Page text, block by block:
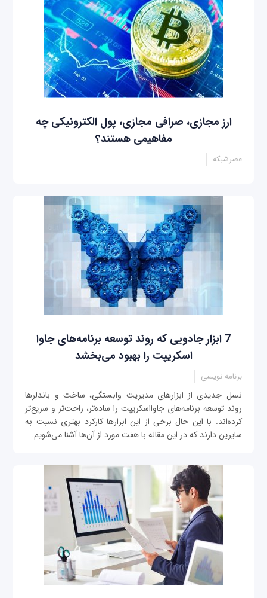
ارز مجازی، صرافی مجازی، پول الکترونیکی چه
مفاهیمی هستند؟
عصرشبکه
7 ابزار جادویی که روند توسعه برنامه‌های جاوا
اسکریپت را بهبود می‌بخشد
برنامه نویسی
نسل جدیدی از ابزارهای مدیریت وابستگی، ساخت و باندلرها
روند توسعه برنامه‌های جاوااسکریپت را ساده‌تر، راحت‌تر و سریع‌تر
کرده‌اند. با این حال برخی از این ابزارها کارکرد بهتری نسبت به
سایرین دارند که در این مقاله با هفت مورد از آن‌ها آشنا می‌شویم.